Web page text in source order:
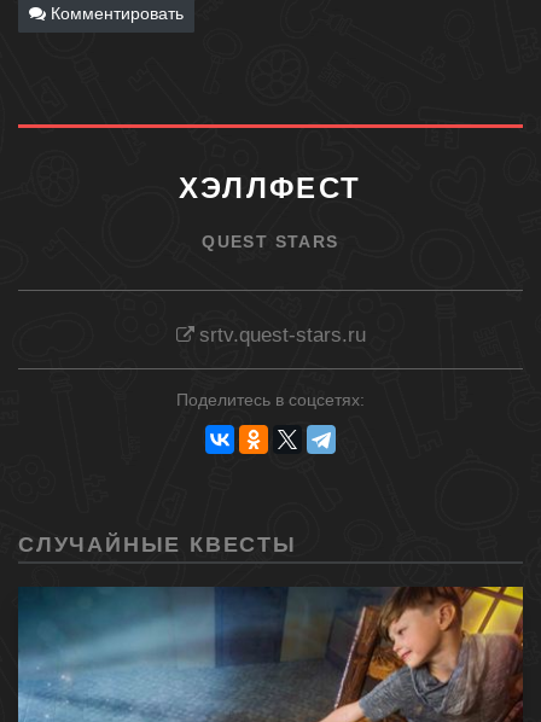
Комментировать
ХЭЛЛФЕСТ
QUEST STARS
srtv.quest-stars.ru
Поделитесь в соцсетях:
СЛУЧАЙНЫЕ КВЕСТЫ